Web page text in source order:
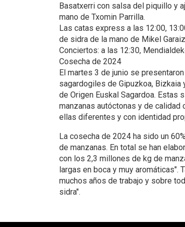
Basatxerri con salsa del piquillo y
mano de Txomin Parrilla.
Las catas express a las 12:00,
de sidra de la mano de Mikel
Conciertos: a las 12:30,
Cosecha de 2024
El martes 3 de junio se
sagardogiles de Gipuzkoa, Bizkaia
de Origen Euskal Sagardoa. Estas
manzanas autóctonas y de
ellas diferentes y con identidad
La cosecha de 2024 ha sido un
de manzanas. En total se han
con los 2,3 millones de kg de
largas en boca y muy aromáticas".
muchos años de trabajo y sobre
sidra".